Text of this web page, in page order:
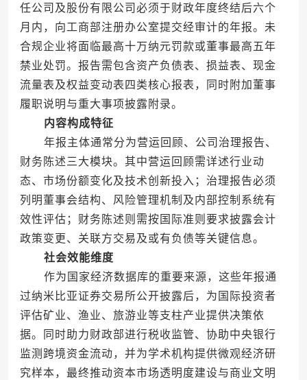
任公司及股份有限公司必须于财政年度终结后六个
月内，向工商部注册办公室提交经审计的年报。未
合规企业将面临最高十万纳元罚款或董事最高五年
禁业处罚。报告需包含资产负债表、损益表、现金
流量表及权益变动表四类核心报表，同时附加董事
履职说明与重大事项披露附录。
内容构成特征
年报主体通常分为营运回顾、公司治理报告、
财务陈述三大模块。其中营运回顾需详述行业动
态、市场份额变化及技术创新投入；治理报告必须
列明董事会结构、风险管理机制及内部控制系统有
效性评估；财务陈述则需按国际准则要求披露会计
政策变更、关联方交易及或有负债等关键信息。
社会效能维度
作为国家经济数据库的重要来源，这些年报通
过纳米比亚证券交易所公开披露后，为国际投资者
评估矿业、渔业、旅游业等支柱产业提供决策依
据。同时助力财政部进行税收监管、协助中央银行
监测跨境资金流动，并为学术机构提供微观经济研
究样本，最终推动资本市场透明度建设与商业文明